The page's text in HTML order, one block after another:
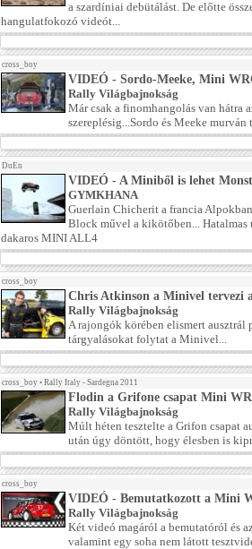
a szardíniai debütálást. De előtte
hangulatfokozó videót...
cross_boy
VIDEÓ - Sordo-Meeke, Mini
Rally Világbajnokság
Már csak a finomhangolás van hátra
szereplésig...Sordo és Meeke
DuEn
VIDEÓ - A Miniből is lehet
GYMKHANA
Guerlain Chicherit a francia
Block művel a kikötőben... Hatalmas
dakaros MINI ALL4
cross_boy
Chris Atkinson a Minivel tervezi
Rally Világbajnokság
A rajongók körében elismert
tárgyalásokat folytat a Minivel...
cross_boy • Rally Italy - Sardegna 2011
Flodin a Grifone csapat Mini
Rally Világbajnokság
Múlt héten tesztelte a Grifon csapat
után úgy döntött, hogy élesben is
cross_boy
VIDEÓ - Bemutatkozott a Mini
Rally Világbajnokság
Két videó magáról a bemutatóról és
valamint egy soha nem látott